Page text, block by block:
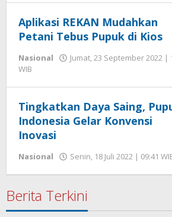
Seprihadi
Aplikasi REKAN Mudahkan
Petani Tebus Pupuk di Kios
Nasional
Jumat, 23 September 2022 |
WIB
Seprihadi
Tingkatkan Daya Saing,
Indonesia Gelar Konvensi
Inovasi
Nasional Senin, 18 Juli 2022 | 09:41
Berita Terkini